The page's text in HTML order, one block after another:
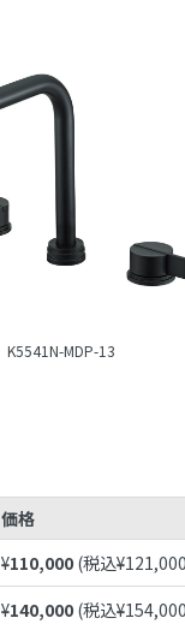
K5541N-MDP-13
価格
¥110,000 (税込¥121,000
¥140,000 (税込¥154,000